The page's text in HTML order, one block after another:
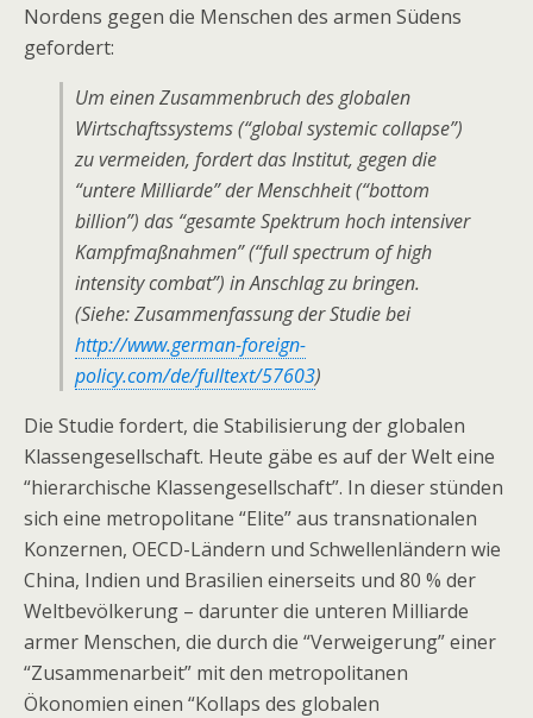
Nordens gegen die Menschen des armen Südens
gefordert:
Um einen Zusammenbruch des globalen
Wirtschaftssystems (“global systemic collapse”)
zu vermeiden, fordert das Institut, gegen die
“untere Milliarde” der Menschheit (“bottom
billion”) das “gesamte Spektrum hoch intensiver
Kampfmaßnahmen” (“full spectrum of high
intensity combat”) in Anschlag zu bringen.
(Siehe: Zusammenfassung der Studie bei
http://www.german-foreign-
policy.com/de/fulltext/57603)
Die Studie fordert, die Stabilisierung der globalen
Klassengesellschaft. Heute gäbe es auf der Welt eine
“hierarchische Klassengesellschaft”. In dieser stünden
sich eine metropolitane “Elite” aus transnationalen
Konzernen, OECD-Ländern und Schwellenländern wie
China, Indien und Brasilien einerseits und 80 % der
Weltbevölkerung – darunter die unteren Milliarde
armer Menschen, die durch die “Verweigerung” einer
“Zusammenarbeit” mit den metropolitanen
Ökonomien einen “Kollaps des globalen